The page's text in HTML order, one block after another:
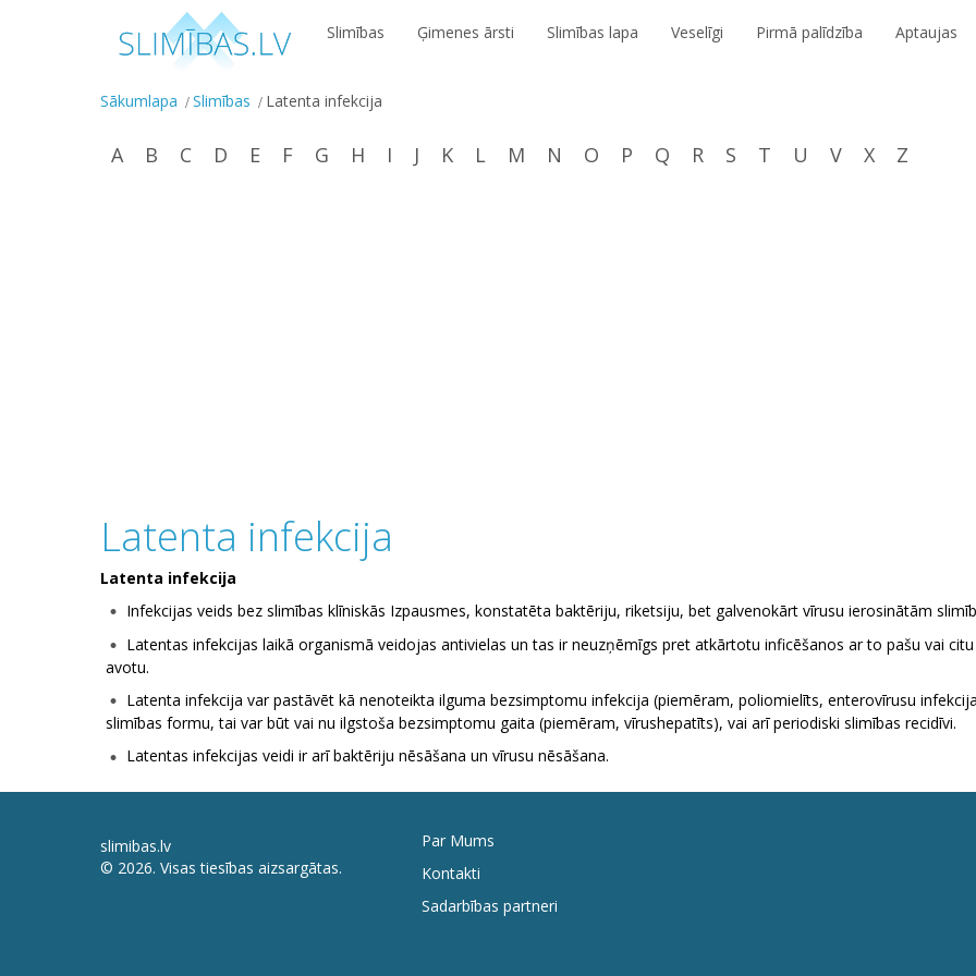
Slimības Ģimenes ārsti Slimības lapa Veselīgi Pirmā palīdzība Aptaujas
Sākumlapa Slimības Latenta infekcija
A B C D E F G H I J K L M N O P Q R S T U V X Z
Latenta infekcija
Latenta infekcija
Infekcijas veids bez slimības klīniskās Izpausmes, konstatēta baktēriju, riketsiju, bet galvenokārt vīrusu ierosinātām
Latentas infekcijas laikā organismā veidojas antivielas un tas ir neuzņēmīgs pret atkārtotu inficēšanos ar to pašu vai
avotu.
Latenta infekcija var pastāvēt kā nenoteikta ilguma bezsimptomu infekcija (piemēram, poliomielīts, enterovīrusu
slimības formu, tai var būt vai nu ilgstoša bezsimptomu gaita (piemēram, vīrushepatīts), vai arī periodiski slimības recidīvi.
Latentas infekcijas veidi ir arī baktēriju nēsāšana un vīrusu nēsāšana.
slimibas.lv
© 2026. Visas tiesības aizsargātas.
Par Mums
Kontakti
Sadarbības partneri